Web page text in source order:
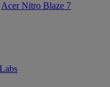
Acer Nitro Blaze 7